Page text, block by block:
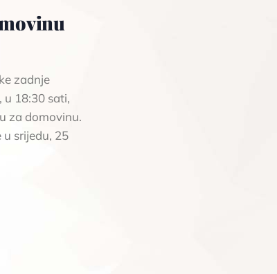
zadnje
u 18:30 sati,
za domovinu.
u srijedu, 25